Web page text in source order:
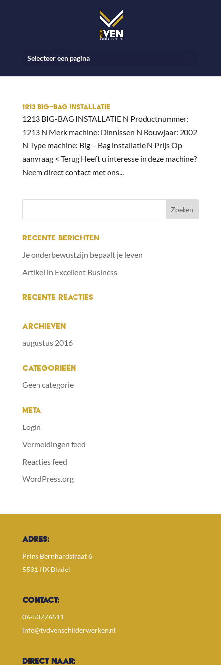
Selecteer een pagina
1213 BIG–BAG INSTALLATIE
1213 BIG-BAG INSTALLATIE N Productnummer:
1213 N Merk machine: Dinnissen N Bouwjaar: 2002
N Type machine: Big – Bag installatie N Prijs Op
aanvraag < Terug Heeft u interesse in deze machine?
Neem direct contact met ons...
RECENTE BERICHTEN
Je onderbewustzijn bepaalt je leven
Artikel in Excellent Business
RECENTE REACTIES
ARCHIEVEN
augustus 2016
CATEGORIEËN
Geen categorie
META
Login
Vermeldingen feed
Reacties feed
WordPress.org
ADRES:
Prins Bernhardstraat 6
5531 HX Bladel
CONTACT:
06-53776511
info@tvdvenschilderwerken.nl
DIRECT NAAR: